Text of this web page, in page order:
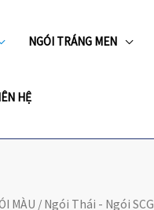
NGÓI TRÁNG MEN
HỆ
MÀU / Ngói Thái - Ngói SCG
Đã